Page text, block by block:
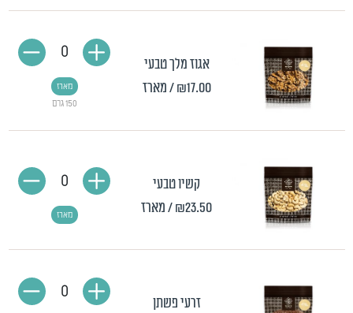
אגוז מלך טבעי
₪17.00 / מארז
150 גרם
מארז
0
קשיו טבעי
₪23.50/ מארז מארז
0
זרעי פשתן
0